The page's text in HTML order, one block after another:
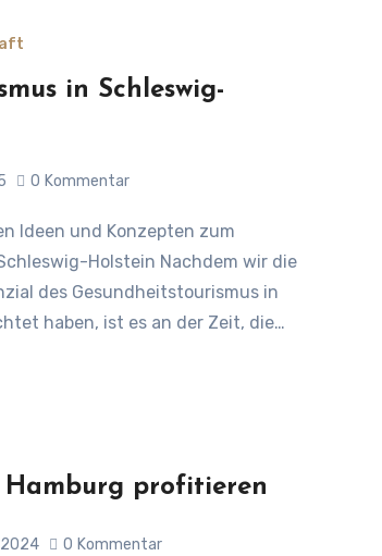
in Schleswig-
0 Kommentar
Holstein Nachdem wir die
des Gesundheitstourismus in
haben, ist es an der Zeit, die…
Hamburg profitieren
0 Kommentar